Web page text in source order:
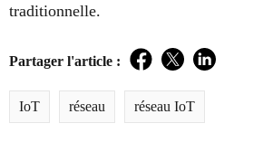
traditionnelle.
Partager l'article : Facebook
TwitterLinkedIn
IoT réseau réseau IoT